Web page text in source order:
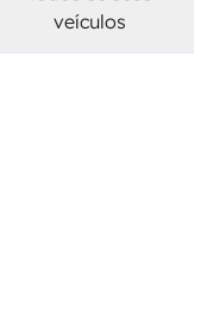
veículos